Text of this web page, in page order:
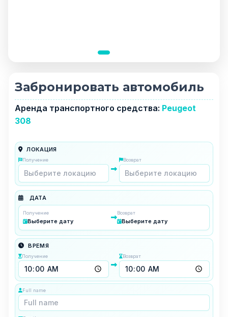
Забронировать автомобиль
Аренда транспортного средства: Peugeot
308
ЛОКАЦИЯ
Получение Возврат
ДАТА
Получение
Выберите дату
Возврат
Выберите дату
ВРЕМЯ
Получение Возврат
Full name